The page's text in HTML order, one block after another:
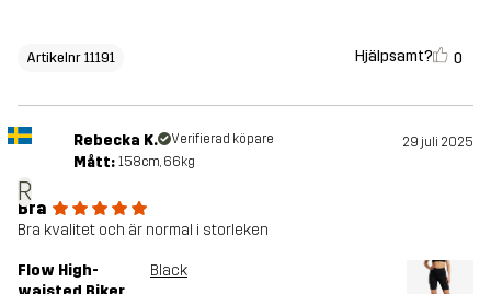
Artikelnr 11191 Hjälpsamt? 0
R
Rebecka K. Verifierad köpare 29 juli 2025
Mått: 158cm, 66kg
Bra
Bra kvalitet och är normal i storleken
Flow High-
Black